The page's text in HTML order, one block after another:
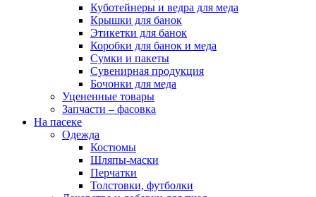
Куботейнеры и ведра для меда
Крышки для банок
Этикетки для банок
Коробки для банок и меда
Сумки и пакеты
Сувенирная продукция
Бочонки для меда
Уцененные товары
Запчасти – фасовка
На пасеке
Одежда
Костюмы
Шляпы-маски
Перчатки
Толстовки, футболки